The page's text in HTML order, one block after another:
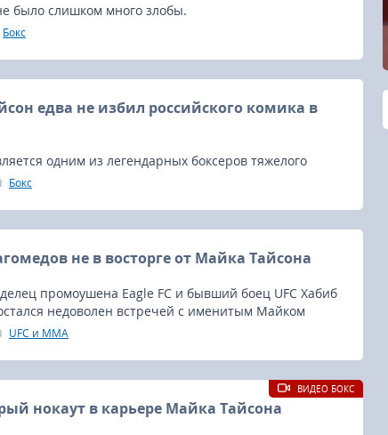
было слишком много злобы.
Бокс
едва не избил российского комика в
одним из легендарных боксеров тяжелого
несмотря на скандалы, которые преследуют его
Бокс
не в восторге от Майка Тайсона
промоушена Eagle FC и бывший боец UFC Хабиб
недоволен встречей с именитым Майком
UFC и MMA
нокаут в карьере Майка Тайсона
ВИДЕО БОКС